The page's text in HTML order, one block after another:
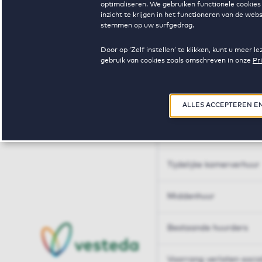
optimaliseren. We gebruiken functionele
inzicht te krijgen in het functioneren van de
stemmen op uw surfgedrag.
Door op ‘Zelf instellen’ te klikken, kunt u meer
gebruik van cookies zoals omschreven in onze
ALLES ACCEPTEREN
Huren op maat
Tijdelijke kamerverhuur
Middenhuur
Bestaande huurders
Voorrang verlaten